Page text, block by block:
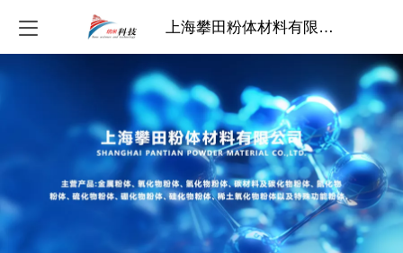
上海攀田粉体材料有限公司